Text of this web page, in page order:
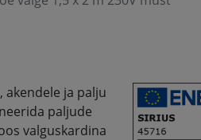
ja palju
paljude
valguskardina